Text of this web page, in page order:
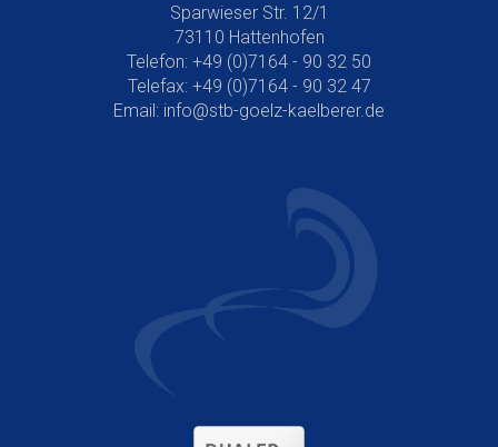
Sparwieser Str. 12/1
73110 Hattenhofen
Telefon: +49 (0)7164 - 90 32 50
Telefax: +49 (0)7164 - 90 32 47
Email: info@stb-goelz-kaelberer.de